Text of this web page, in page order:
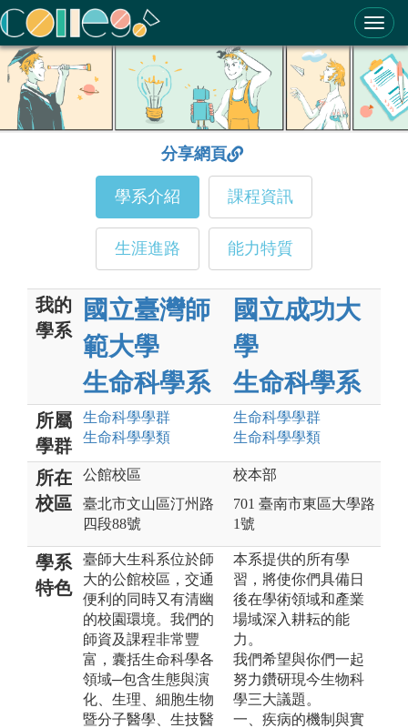
ColleGo! 大學選才與高中育才輔助系統
分享網頁
學系介紹 課程資訊
生涯進路 能力特質
我的
學系
國立臺灣師
範大學
生命科學系
國立成功大
學
生命科學系
所屬
學群
生命科學學群
生命科學學類
生命科學學群
生命科學學類
所在
校區
公館校區
臺北市文山區汀州路
四段88號
校本部
701 臺南市東區大學路
1號
學系
特色
臺師大生科系位於師
大的公館校區，交通
便利的同時又有清幽
的校園環境。我們的
師資及課程非常豐
富，囊括生命科學各
領域─包含生態與演
化、生理、細胞生物
暨分子醫學、生技醫
本系提供的所有學
習，將使你們具備日
後在學術領域和產業
場域深入耕耘的能
力。
我們希望與你們一起
努力鑽研現今生物科
學三大議題。
一、疾病的機制與實